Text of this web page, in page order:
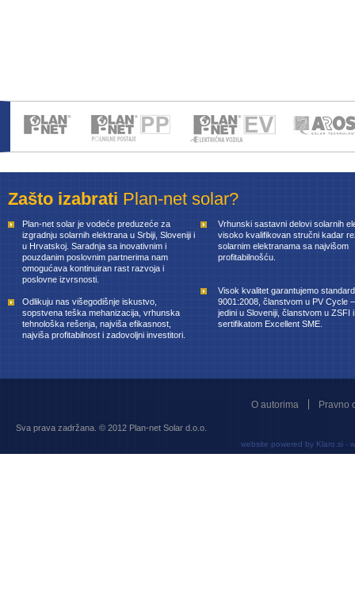
Pravno
O autorima
Zašto izabrati Plan-net solar?
Plan-net solar je vodeće preduzeće za
izgradnju solarnih elektrana u Srbiji, Sloveniji i
u Hrvatskoj. Saradnja sa inovativnim i
pouzdanim poslovnim partnerima nam
omogućava kontinuiran rast razvoja i
poslovne izvrsnosti.
Odlikuju nas višegodišnje iskustvo,
sopstvena teška mehanizacija, vrhunska
tehnološka rešenja, najviša efikasnost,
najviša profitabilnost i zadovoljni investitori.
Vrhunski sastavni delovi solarnih
visoko kvalifikovan stručni kadar
solarnim elektranama sa najvišom
profitabilnošću.
Visok kvalitet garantujemo
9001:2008, članstvom u PV Cycle
jedini u Sloveniji, članstvom u ZSFI i
sertifikatom Excellent SME.
Sva prava zadržana. © 2012 Plan-net Solar d.o.o.
website powered by Klaro.si -